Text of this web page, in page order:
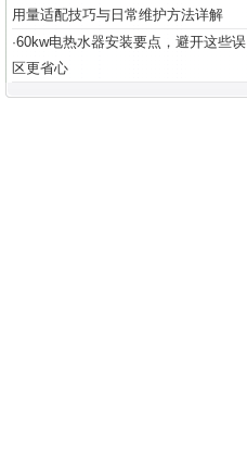
用量适配技巧与日常维护方法详解
·60kw电热水器安装要点，避开这些误
区更省心